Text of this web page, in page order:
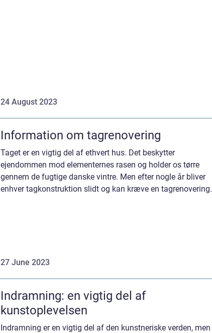
24 August 2023
Information om tagrenovering
Taget er en vigtig del af ethvert hus. Det beskytter
ejendommen mod elementernes rasen og holder os tørre
gennem de fugtige danske vintre. Men efter nogle år bliver
enhver tagkonstruktion slidt og kan kræve en tagrenovering.
27 June 2023
Indramning: en vigtig del af
kunstoplevelsen
Indramning er en vigtig del af den kunstneriske verden, men